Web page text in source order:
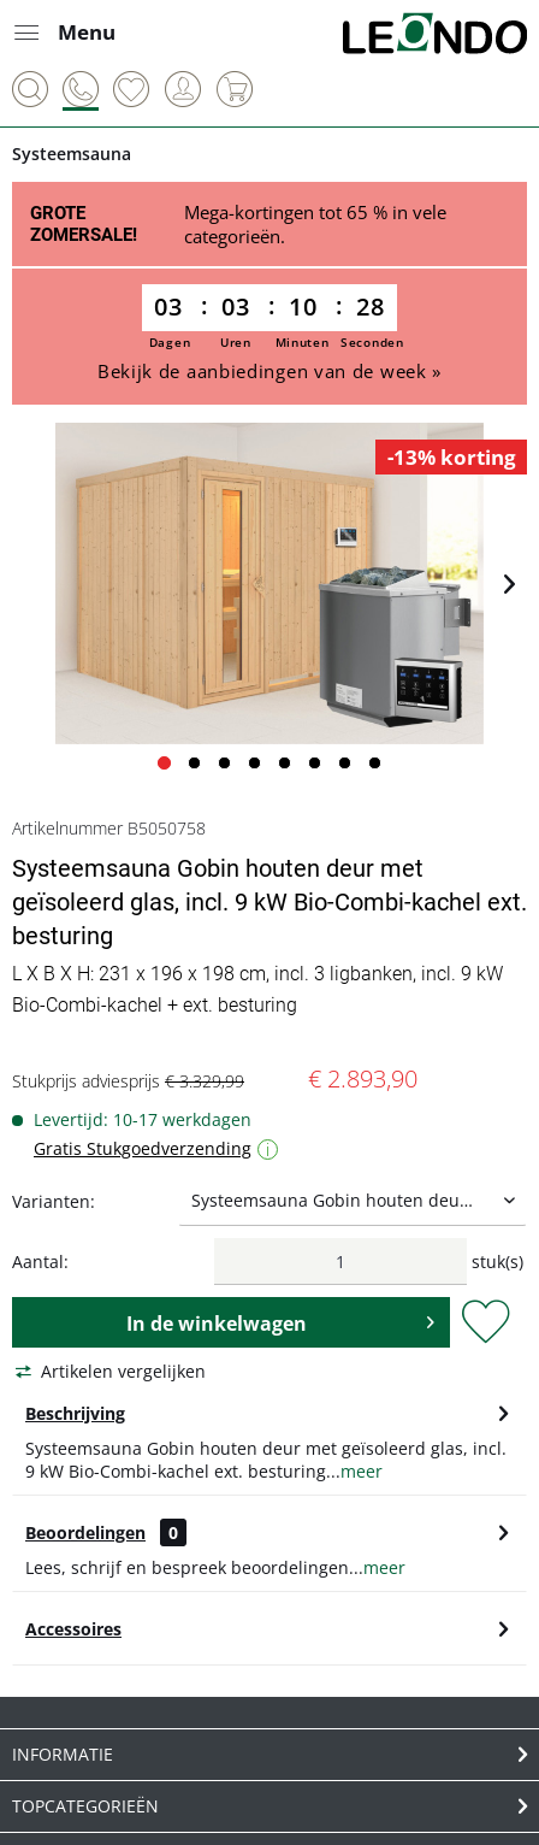
Menu
Systeemsauna
GROTE
ZOMERSALE!
Mega-kortingen tot 65 % in vele
categorieën.
03 03 10 28
Dagen Uren Minuten Seconden
Bekijk de aanbiedingen van de week »
-13% korting
Artikelnummer B5050758
Systeemsauna Gobin houten deur met
geïsoleerd glas, incl. 9 kW Bio-Combi-kachel ext.
besturing
L X B X H: 231 x 196 x 198 cm, incl. 3 ligbanken, incl. 9 kW
Bio-Combi-kachel + ext. besturing
Stukprijs adviesprijs € 3.329,99 € 2.893,90
Levertijd: 10-17 werkdagen
Gratis Stukgoedverzending
i
Varianten:
Aantal: stuk(s)
In dewinkelwagen
Artikelen vergelijken
Beschrijving
Systeemsauna Gobin houten deur met geïsoleerd glas, incl.
9 kW Bio-Combi-kachel ext. besturing...meer
Beoordelingen
0
Lees, schrijf en bespreek beoordelingen...meer
Accessoires
INFORMATIE
TOPCATEGORIEËN